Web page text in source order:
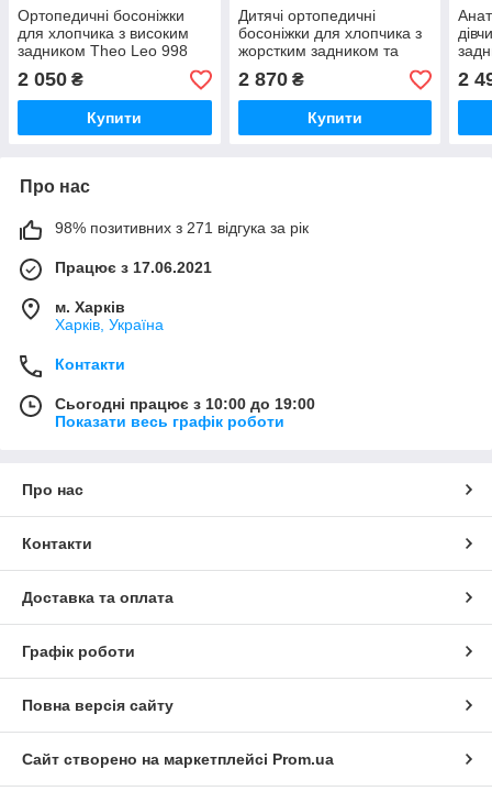
Ортопедичні босоніжки
для хлопчика з високим
задником Theo Leo 998
2 050 ₴
Купити
Дитячі ортопедичні
босоніжки для хлопчика з
жорстким задником та
1128 розмір 21-35
2 870₴
Купити
2
Про нас
98% позитивних з 271 відгука за рік
Працює з 17.06.2021
м. Харків
Харків, Україна
Контакти
Сьогодні працює з 10:00 до 19:00
Показати весь графік роботи
Про нас
Контакти
Доставка та оплата
Графік роботи
Повна версія сайту
Сайт створено на маркетплейсі Prom.ua